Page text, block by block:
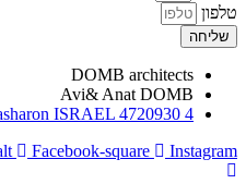
טלפון
שליחה
DOMB architects
Avi& Anat DOMB
4 Hashomer st. Ramat-Hasharon ISRAEL 4720930
Facebook-square Instagram